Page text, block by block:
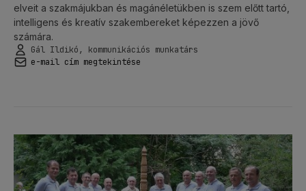
elveit a szakmájukban és magánéletükben is szem előtt tartó,
intelligens és kreatív szakembereket képezzen a jövő
számára.
Gál Ildikó, kommunikációs munkatárs
e-mail cím megtekintése